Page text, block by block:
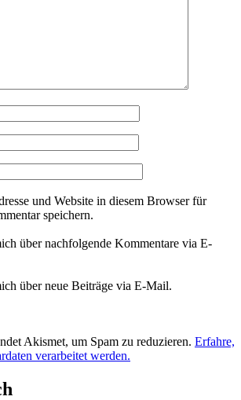
und Website in diesem Browser für
speichern.
über nachfolgende Kommentare via E-
über neue Beiträge via E-Mail.
Akismet, um Spam zu reduzieren. Erfahre,
verarbeitet werden.